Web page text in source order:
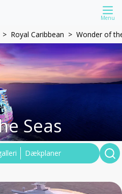
Menu
Royal Caribbean Wonder of
Seas
Dækplaner